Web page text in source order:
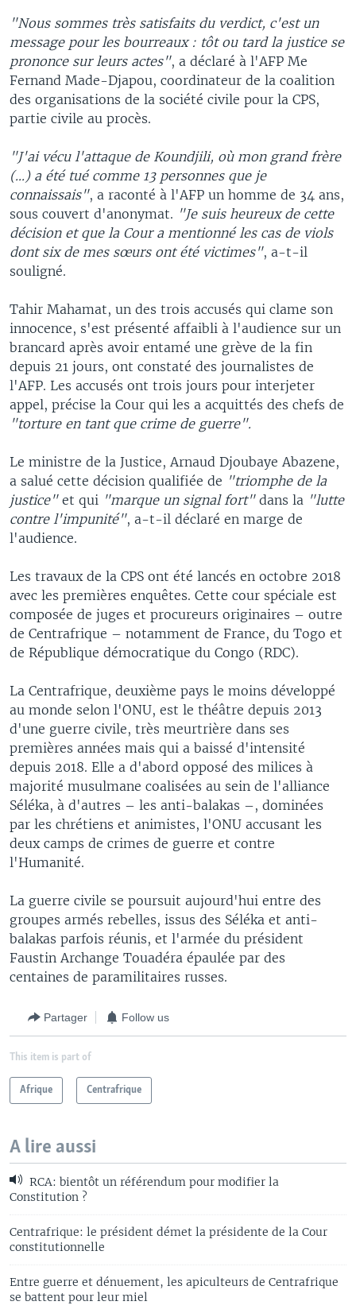
"Nous sommes très satisfaits du verdict, c'est un
message pour les bourreaux : tôt ou tard la justice se
prononce sur leurs actes", a déclaré à l'AFP Me
Fernand Made-Djapou, coordinateur de la coalition
des organisations de la société civile pour la CPS,
partie civile au procès.
"J'ai vécu l'attaque de Koundjili, où mon grand frère
(...) a été tué comme 13 personnes que je
connaissais", a raconté à l'AFP un homme de 34 ans,
sous couvert d'anonymat. "Je suis heureux de cette
décision et que la Cour a mentionné les cas de viols
dont six de mes sœurs ont été victimes", a-t-il
souligné.
Tahir Mahamat, un des trois accusés qui clame son
innocence, s'est présenté affaibli à l'audience sur un
brancard après avoir entamé une grève de la fin
depuis 21 jours, ont constaté des journalistes de
l'AFP. Les accusés ont trois jours pour interjeter
appel, précise la Cour qui les a acquittés des chefs de
"torture en tant que crime de guerre".
Le ministre de la Justice, Arnaud Djoubaye Abazene,
a salué cette décision qualifiée de "triomphe de la
justice"et qui "marque un signal fort"dans la "lutte
contre l'impunité", a-t-il déclaré en marge de
l'audience.
Les travaux de la CPS ont été lancés en octobre 2018
avec les premières enquêtes. Cette cour spéciale est
composée de juges et procureurs originaires – outre
de Centrafrique – notamment de France, du Togo et
de République démocratique du Congo (RDC).
La Centrafrique, deuxième pays le moins développé
au monde selon l'ONU, est le théâtre depuis 2013
d'une guerre civile, très meurtrière dans ses
premières années mais qui a baissé d'intensité
depuis 2018. Elle a d'abord opposé des milices à
majorité musulmane coalisées au sein de l'alliance
Séléka, à d'autres – les anti-balakas –, dominées
par les chrétiens et animistes, l'ONU accusant les
deux camps de crimes de guerre et contre
l'Humanité.
La guerre civile se poursuit aujourd'hui entre des
groupes armés rebelles, issus des Séléka et anti-
balakas parfois réunis, et l'armée du président
Faustin Archange Touadéra épaulée par des
centaines de paramilitaires russes.
Partager Follow us
This item is part of
Afrique Centrafrique
A lire aussi
RCA: bientôt un référendum pour modifier la
Constitution ?
Centrafrique: le président démet la présidente de la Cour
constitutionnelle
Entre guerre et dénuement, les apiculteurs de Centrafrique
se battent pour leur miel